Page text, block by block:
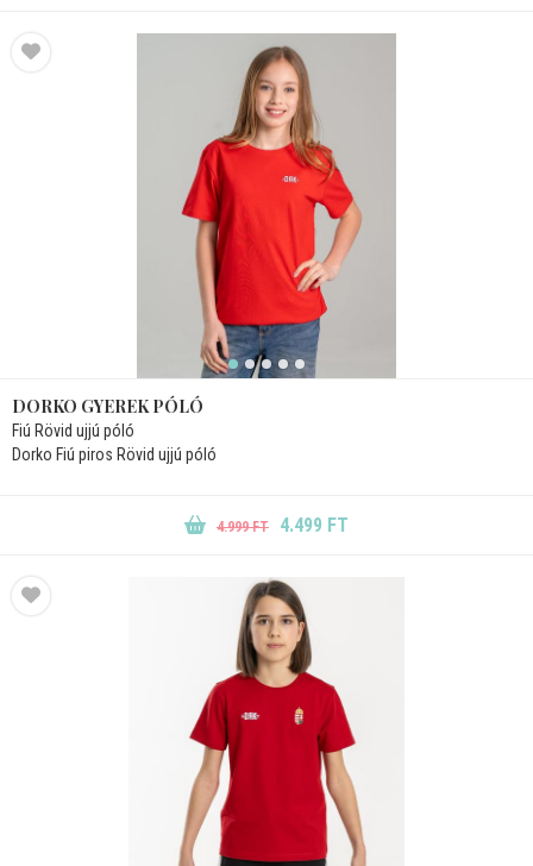
DORKO GYEREK PÓLÓ
Fiú Rövid ujjú póló
Dorko Fiú piros Rövid ujjú póló
4.999 FT 4.499 FT